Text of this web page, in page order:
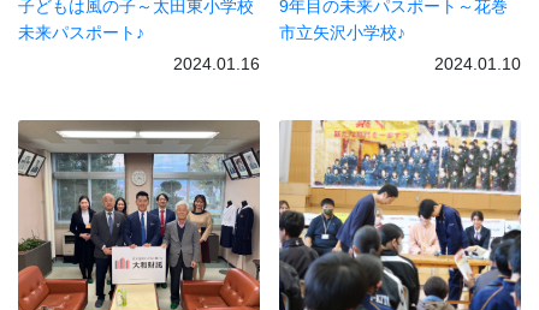
子どもは風の子～太田東小学校
未来パスポート♪
2024.01.16
9年目の未来パスポート～花巻
市立矢沢小学校♪
2024.01.10